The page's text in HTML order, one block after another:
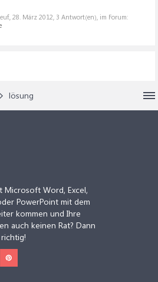
28. März 2012, 3 Antwort(en), im Forum:
lösung
Microsoft Word, Excel,
PowerPoint mit dem
kommen und Ihre
auch keinen Rat? Dann